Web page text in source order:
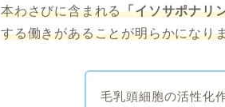
本わさびに含まれる「イソサポナリ
する働きがあることが明らかになり
毛乳頭細胞の活性化